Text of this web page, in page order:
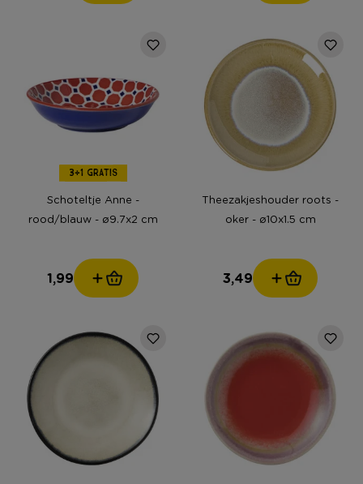
3+1 GRATIS
Schoteltje Anne -
rood/blauw - ø9.7x2 cm
1,99
Theezakjeshouder roots -
oker - ø10x1.5 cm
3,49